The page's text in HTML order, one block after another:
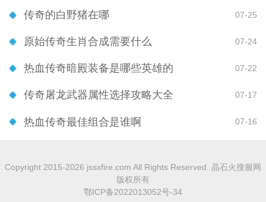
传奇的白野猪在哪 07-25
原始传奇生肖合成需要什么 07-24
热血传奇暗殿装备是哪些英雄的 07-22
传奇屠龙武器属性选择攻略大全 07-17
热血传奇最佳组合是谁啊 07-16
Copyright 2015-2026 jssxfire.com All Rights Reserved. 晶石火搜服网
版权所有
鄂ICP备2022013052号-34